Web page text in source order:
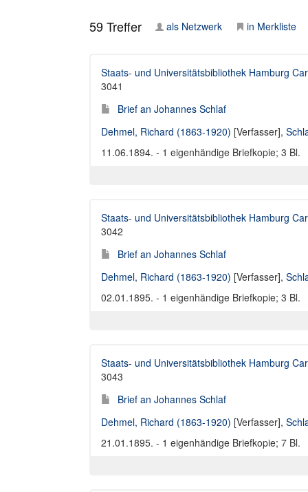
59Treffer als Netzwerk in Merkliste
Staats- und Universitätsbibliothek Hamburg
3041
Brief an Johannes Schlaf
Dehmel, Richard (1863-1920) [Verfasser],
11.06.1894. - 1 eigenhändige Briefkopie; 3 Bl.
Staats- und Universitätsbibliothek Hamburg
3042
Brief an Johannes Schlaf
Dehmel, Richard (1863-1920) [Verfasser],
02.01.1895. - 1 eigenhändige Briefkopie; 3 Bl.
Staats- und Universitätsbibliothek Hamburg
3043
Brief an Johannes Schlaf
Dehmel, Richard (1863-1920) [Verfasser],
21.01.1895. - 1 eigenhändige Briefkopie; 7 Bl.